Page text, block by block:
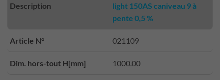
Description
light 150AS caniveau 9 à
pente 0,5 %
Article N° 021109
Dim. hors-tout H[mm] 1000.00